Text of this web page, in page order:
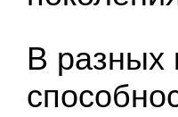
В разных